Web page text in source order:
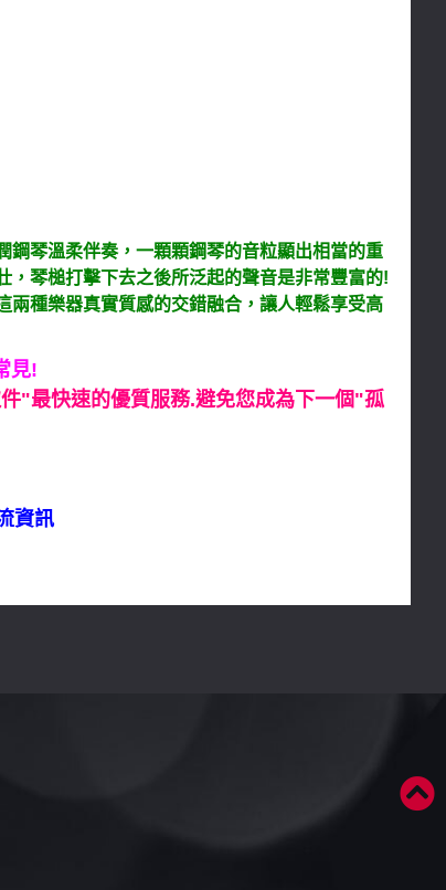
鋼琴溫柔伴奏，一顆顆鋼琴的音粒顯出相當的重
琴槌打擊下去之後所泛起的聲音是非常豐富的!
兩種樂器真實質感的交錯融合，讓人輕鬆享受高
見!
"最快速的優質服務.避免您成為下一個"孤
資訊